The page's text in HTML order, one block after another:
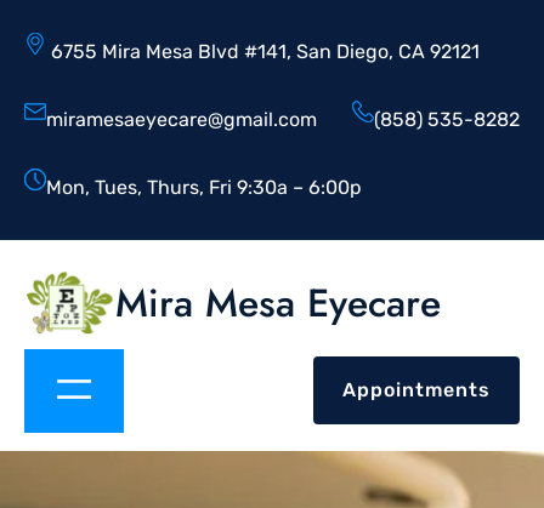
6755 Mira Mesa Blvd #141, San Diego, CA 92121
miramesaeyecare@gmail.com (858) 535-8282
Mon, Tues, Thurs, Fri 9:30a – 6:00p
Mira Mesa Eyecare
Appointments